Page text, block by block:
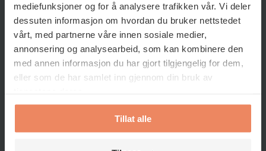
mediefunksjoner og for å analysere trafikken vår. Vi deler
dessuten informasjon om hvordan du bruker nettstedet
vårt, med partnerne våre innen sosiale medier,
annonsering og analysearbeid, som kan kombinere den
med annen informasjon du har gjort tilgjengelig for dem,
eller som de har samlet inn gjennom din bruk av
Tillat alle
TIPS OG TRIKS